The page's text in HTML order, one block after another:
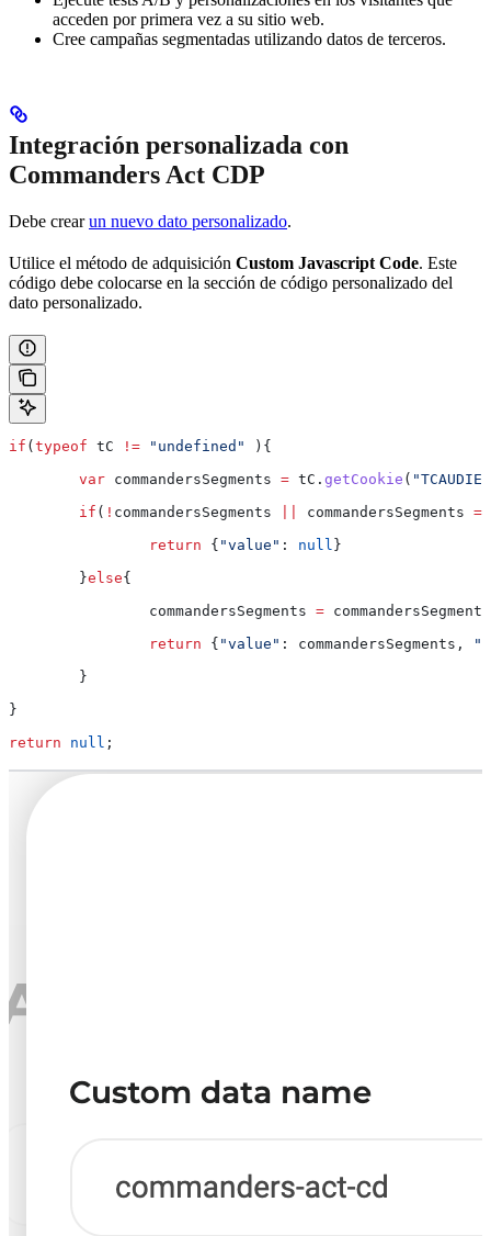
acceden por primera vez a su sitio web.
Cree campañas segmentadas utilizando datos de terceros.
Integración personalizada con
Commanders Act CDP
Debe crearun nuevo dato personalizado.
Utilice el método de adquisición Custom Javascript Code. Este
código debe colocarse en la sección de código personalizado del
dato personalizado.
if ( typeof tC != "undefined"
){
        var
commandersSegments = tC . getCookie (
        if
( ! commandersSegments commandersSegments ==
                return
{ "value" : null }
        }
else{
                commandersSegments
= commandersSegments
                return
{ "value" : commandersSegments ,
        }
}
return null ;